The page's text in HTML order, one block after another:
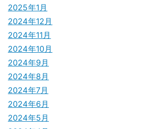
2025年1月
2024年12月
2024年11月
2024年10月
2024年9月
2024年8月
2024年7月
2024年6月
2024年5月